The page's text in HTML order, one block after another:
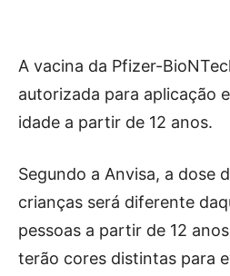
A vacina da Pfizer-
autorizada para aplicação
idade a partir de 12 anos.
Segundo a Anvisa, a dose
crianças será diferente
pessoas a partir de 12
terão cores distintas para